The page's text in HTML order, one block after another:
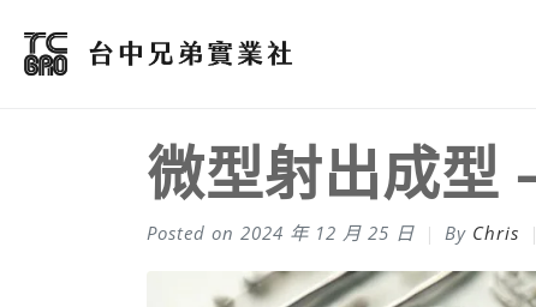
微型射出成型
Posted on 2024 年 12 月 25 日 By Chris